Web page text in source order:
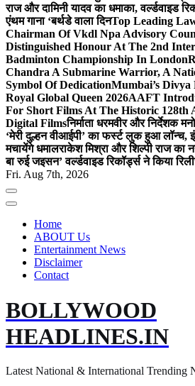
राज और दामिनी यादव का धमाका, वर्ल्डवाइड
एंथम गाना ‘बर्थडे वाला दिनTop Leading
Chairman Of Vkdl Npa Advisory
Distinguished Honour At The 2nd
Badminton Championship In London
Chandra A Submarine Warrior, A
Symbol Of DedicationMumbai’s
Royal Global Queen 2026AAFT
For Short Films At The Historic 128th
Digital Filmsनिर्माता धरमवीर और निर्देशक
‘मेरी दुल्हन वीआईपी’ का फर्स्ट लुक हुआ
मचायेंगे धमालराकेश मिश्रा और शिल्पी राज का
बा रुई जइसन’ वर्ल्डवाइड रिकॉर्ड्स ने किया
Fri. Aug 7th, 2026
Home
ABOUT Us
Entertainment News
Disclaimer
Contact
BOLLYWOOD
HEADLINES.IN
Latest National & International Trending